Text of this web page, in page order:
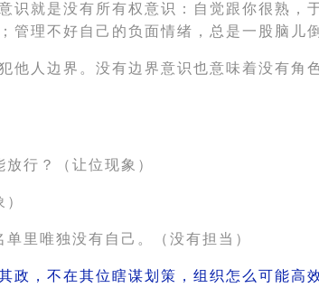
识就是没有所有权意识
：自觉跟你很熟，
管理不好自己的负面情绪，总是一股脑儿
他人边界。没有边界意识也意味着没有角
行？（让位现象）
里唯独没有自己。（没有担当）
政，不在其位瞎谋划策，组织怎么可能高